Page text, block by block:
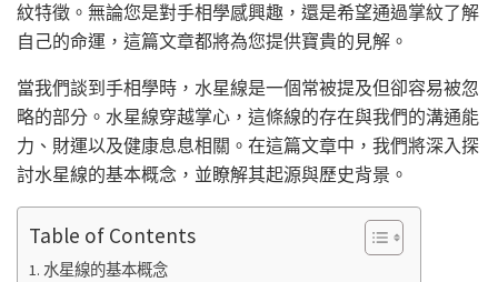
紋特徵。無論您是對手相學感興趣，還是希望通過掌紋了解
自己的命運，這篇文章都將為您提供寶貴的見解。
當我們談到手相學時，水星線是一個常被提及但卻容易被忽
略的部分。水星線穿越掌心，這條線的存在與我們的溝通能
力、財運以及健康息息相關。在這篇文章中，我們將深入探
討水星線的基本概念，並瞭解其起源與歷史背景。
Table of Contents
水星線的基本概念